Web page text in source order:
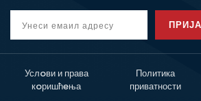
Услoви и права
кoришћeња
Политика
приватности